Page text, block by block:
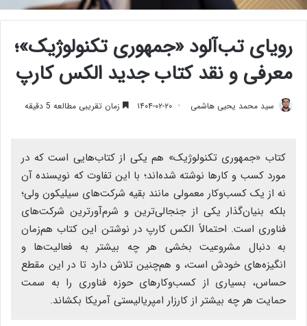
رویای تب‌آلود «جمهوری تکنولوژیک»؛
معرفی و نقد کتاب جدید الکس کارپ
سید محمد یحیی هاشمی ۱۴۰۴-۰۲-۲۰ زمان تقریبی مطالعه 5 دقیقه
کتاب «جمهوری تکنولوژیک» هم یکی از کتاب‌هایی است که در
مورد کسب و کارها نوشته شده‌اند؛ با این تفاوت که نویسنده آن
نه از یک کسب‌وکار معمولی مانند بقیه شرکت‌های سیلیکون ولی؛
بلکه بنیان‌گذار یکی از جنجالی‌ترین و شرم‌آورترین شرکت‌های
فناوری است. احتمالاً الکس کارپ در نوشتن این کتاب هم‌زمان
به دنبال مشروعیت بخشی هر چه بیشتر به فعالیت‌ها و
انگیزه‌های خودش است، و هم‌چنین تلاش دارد تا در این مقطع
حساس، بسیاری از کسب‌وکارهای حوزه فناوری را به سمت
حمایت هر چه بیشتر از کارزار امپریالیستی آمریکا بکشاند.